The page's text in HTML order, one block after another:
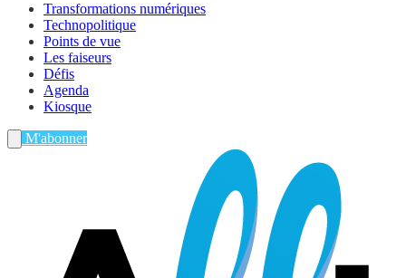
Transformations numériques
Technopolitique
Points de vue
Les faiseurs
Défis
Agenda
Kiosque
M'abonner